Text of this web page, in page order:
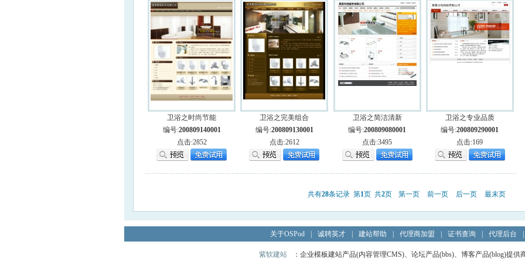
卫浴之时尚节能
编号:200809140001
点击:2852
卫浴之完美组合
编号:200809130001
点击:2612
卫浴之简洁清新
编号:200809080001
点击:3495
卫浴之专业品质
编号:200809290001
点击:169
共有28条记录 第1页 共2页 第一页 前一页 后一页 最末页
关于OSPod 诚聘英才 建站帮助 代理商加盟 证书查询 代理后台
紫软建站 ：企业模板建站产品(内容管理CMS)、论坛产品(bbs)、博客产品(blog)提供